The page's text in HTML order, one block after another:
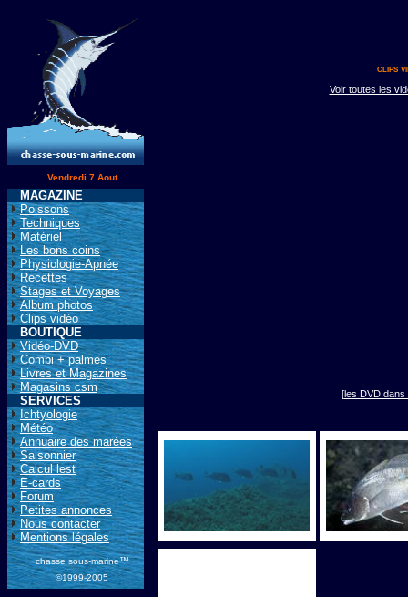
Vendredi 7 Aout
MAGAZINE
Poissons
Techniques
Matériel
Les bons coins
Physiologie-Apnée
Recettes
Stages et Voyages
Album photos
Clips vidéo
BOUTIQUE
Vidéo-DVD
Combi + palmes
Livres et Magazines
Magasins csm
SERVICES
Ichtyologie
Météo
Annuaire des marées
Saisonnier
Calcul lest
E-cards
Forum
Petites annonces
Nous contacter
Mentions légales
chasse sous-marine™
©1999-2005
clips
Voir toutes les
[les DVD dans